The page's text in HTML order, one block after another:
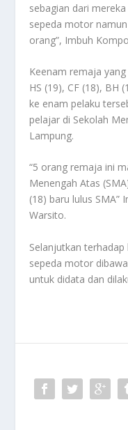
sebagian dari
sepeda motor
orang”, Imbuh
Keenam remaja
HS (19), CF (18), BH
ke enam pelaku
pelajar di Sekolah
Lampung.
“5 orang remaja ini
Menengah Atas
(18) baru lulus SMA”
Warsito.
Selanjutkan
sepeda motor
untuk didata dan